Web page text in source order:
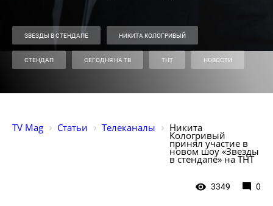
ЗВЕЗДЫ В СТЕНДАПЕ НИКИТА КОЛОГРИВЫЙ
СТЕНДАП СЕГОДНЯ НА ТВ ТНТ НОВОСТИ
TV Mag Статьи Телеканалы Никита
Кологривый
принял участие в
новом шоу «Звезды
в стендапе» на ТНТ
3349 0